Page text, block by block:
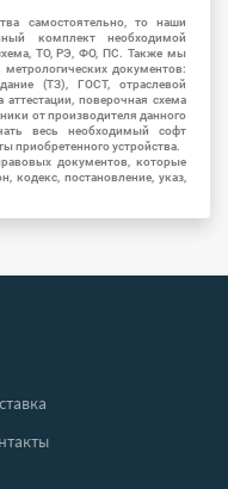
самостоятельно, то наши
комплект необходимой
ТО, РЭ, ФО, ПС. Также мы
документов:
(ТЗ), ГОСТ, отраслевой
поверочная схема
от производителя данного
весь необходимый софт
приобретенного устройства.
документов, которые
кодекс, постановление, указ,